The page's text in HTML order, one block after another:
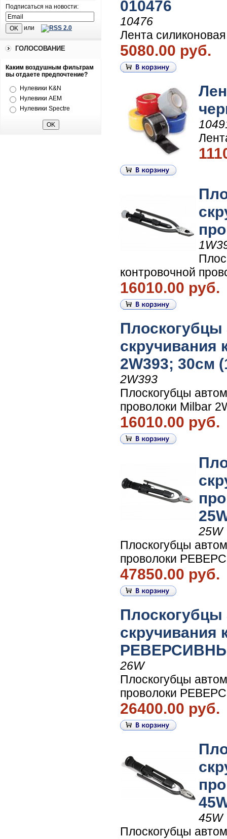
Подписаться на новости:
или
ГОЛОСОВАНИЕ
Каким воздушным фильтрам
вы отдаете предпочтение?
Нулевики K&N
Нулевики AEM
Нулевики Spectre
010476
10476
Лента
5080.00 руб.
контровочной
16010.00 руб.
Плоскогубцы
скручивания
2W393; 30см
2W393
Плоскогубцы
проволоки Milbar
16010.00 руб.
25W
Плоскогубцы
проволоки
47850.00 руб.
Плоскогубцы
скручивания
26W
Плоскогубцы
проволоки
26400.00 руб.
45W
Плоскогубцы